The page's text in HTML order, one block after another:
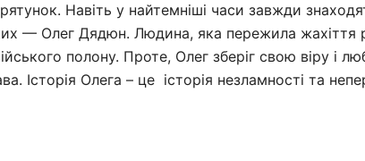
Навіть у найтемніші часи завжди
— Олег Дядюн. Людина, яка пережила жахіття
полону. Проте, Олег зберіг свою віру і
Історія Олега – це історія незламності та